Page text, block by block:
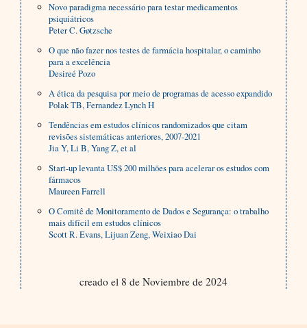
Novo paradigma necessário para testar medicamentos
psiquiátricos
Peter C. Gøtzsche
O que não fazer nos testes de farmácia hospitalar, o caminho
para a excelência
Desireé Pozo
A ética da pesquisa por meio de programas de acesso expandido
Polak TB, Fernandez Lynch H
Tendências em estudos clínicos randomizados que citam
revisões sistemáticas anteriores, 2007-2021
Jia Y, Li B, Yang Z, et al
Start-up levanta US$ 200 milhões para acelerar os estudos com
fármacos
Maureen Farrell
O Comitê de Monitoramento de Dados e Segurança: o trabalho
mais difícil em estudos clínicos
Scott R. Evans, Lijuan Zeng, Weixiao Dai
creado el 8 de Noviembre de 2024